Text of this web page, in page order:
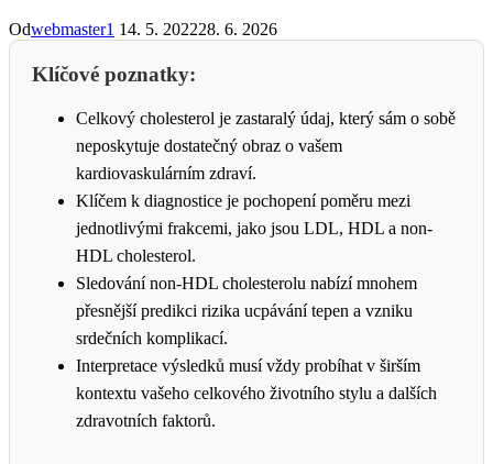
Odwebmaster1 14. 5. 202228. 6. 2026
Klíčové poznatky:
Celkový cholesterol je zastaralý údaj, který sám o sobě
neposkytuje dostatečný obraz o vašem
kardiovaskulárním zdraví.
Klíčem k diagnostice je pochopení poměru mezi
jednotlivými frakcemi, jako jsou LDL, HDL a non-
HDL cholesterol.
Sledování non-HDL cholesterolu nabízí mnohem
přesnější predikci rizika ucpávání tepen a vzniku
srdečních komplikací.
Interpretace výsledků musí vždy probíhat v širším
kontextu vašeho celkového životního stylu a dalších
zdravotních faktorů.